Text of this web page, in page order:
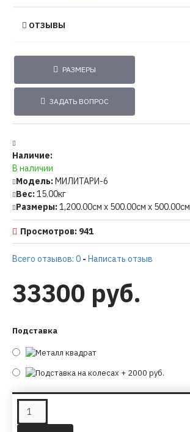
ОТЗЫВЫ
РАЗМЕРЫ
ЗАДАТЬ ВОПРОС
Наличие:
В наличии
Модель:МИЛИТАРИ-6
Вес:15.00кг
Размеры:1,200.00см x 500.00см x 500.00см
Просмотров: 941
Всего отзывов: 0 - Написать отзыв
33300 руб.
Подставка
ПОХОЖИЕ ТОВАРЫ ИЗ ТОЙЖЕ КАТЕГОРИИ